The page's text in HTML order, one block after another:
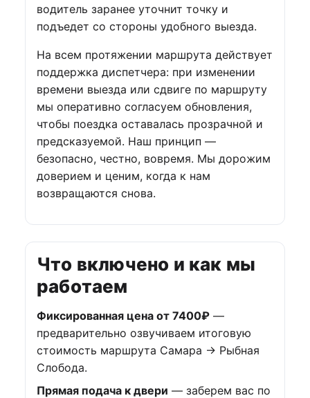
водитель заранее уточнит точку и
подъедет со стороны удобного выезда.
На всем протяжении маршрута действует
поддержка диспетчера: при изменении
времени выезда или сдвиге по маршруту
мы оперативно согласуем обновления,
чтобы поездка оставалась прозрачной и
предсказуемой. Наш принцип —
безопасно, честно, вовремя. Мы дорожим
доверием и ценим, когда к нам
возвращаются снова.
Что включено и как мы
работаем
Фиксированная цена от 7400₽ —
предварительно озвучиваем итоговую
стоимость маршрута Самара → Рыбная
Слобода.
Прямая подача к двери — заберем вас по